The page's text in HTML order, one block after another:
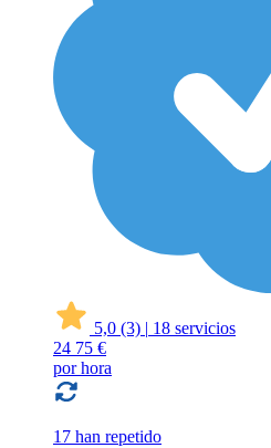
5,0 (3) | 18 servicios
24 75 €
por hora
17 han repetido